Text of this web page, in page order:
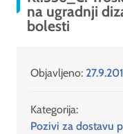
na ugradnji
bolesti
Objavljeno:
Kategorija:
Pozivi za dostavu